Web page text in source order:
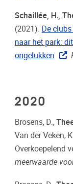
Schaillée, H.,
(2021). De
naar het park:
ongelukken
.
2020
Brosens, D.,
Van der Veken,
Overkoepelend
meerwaarde